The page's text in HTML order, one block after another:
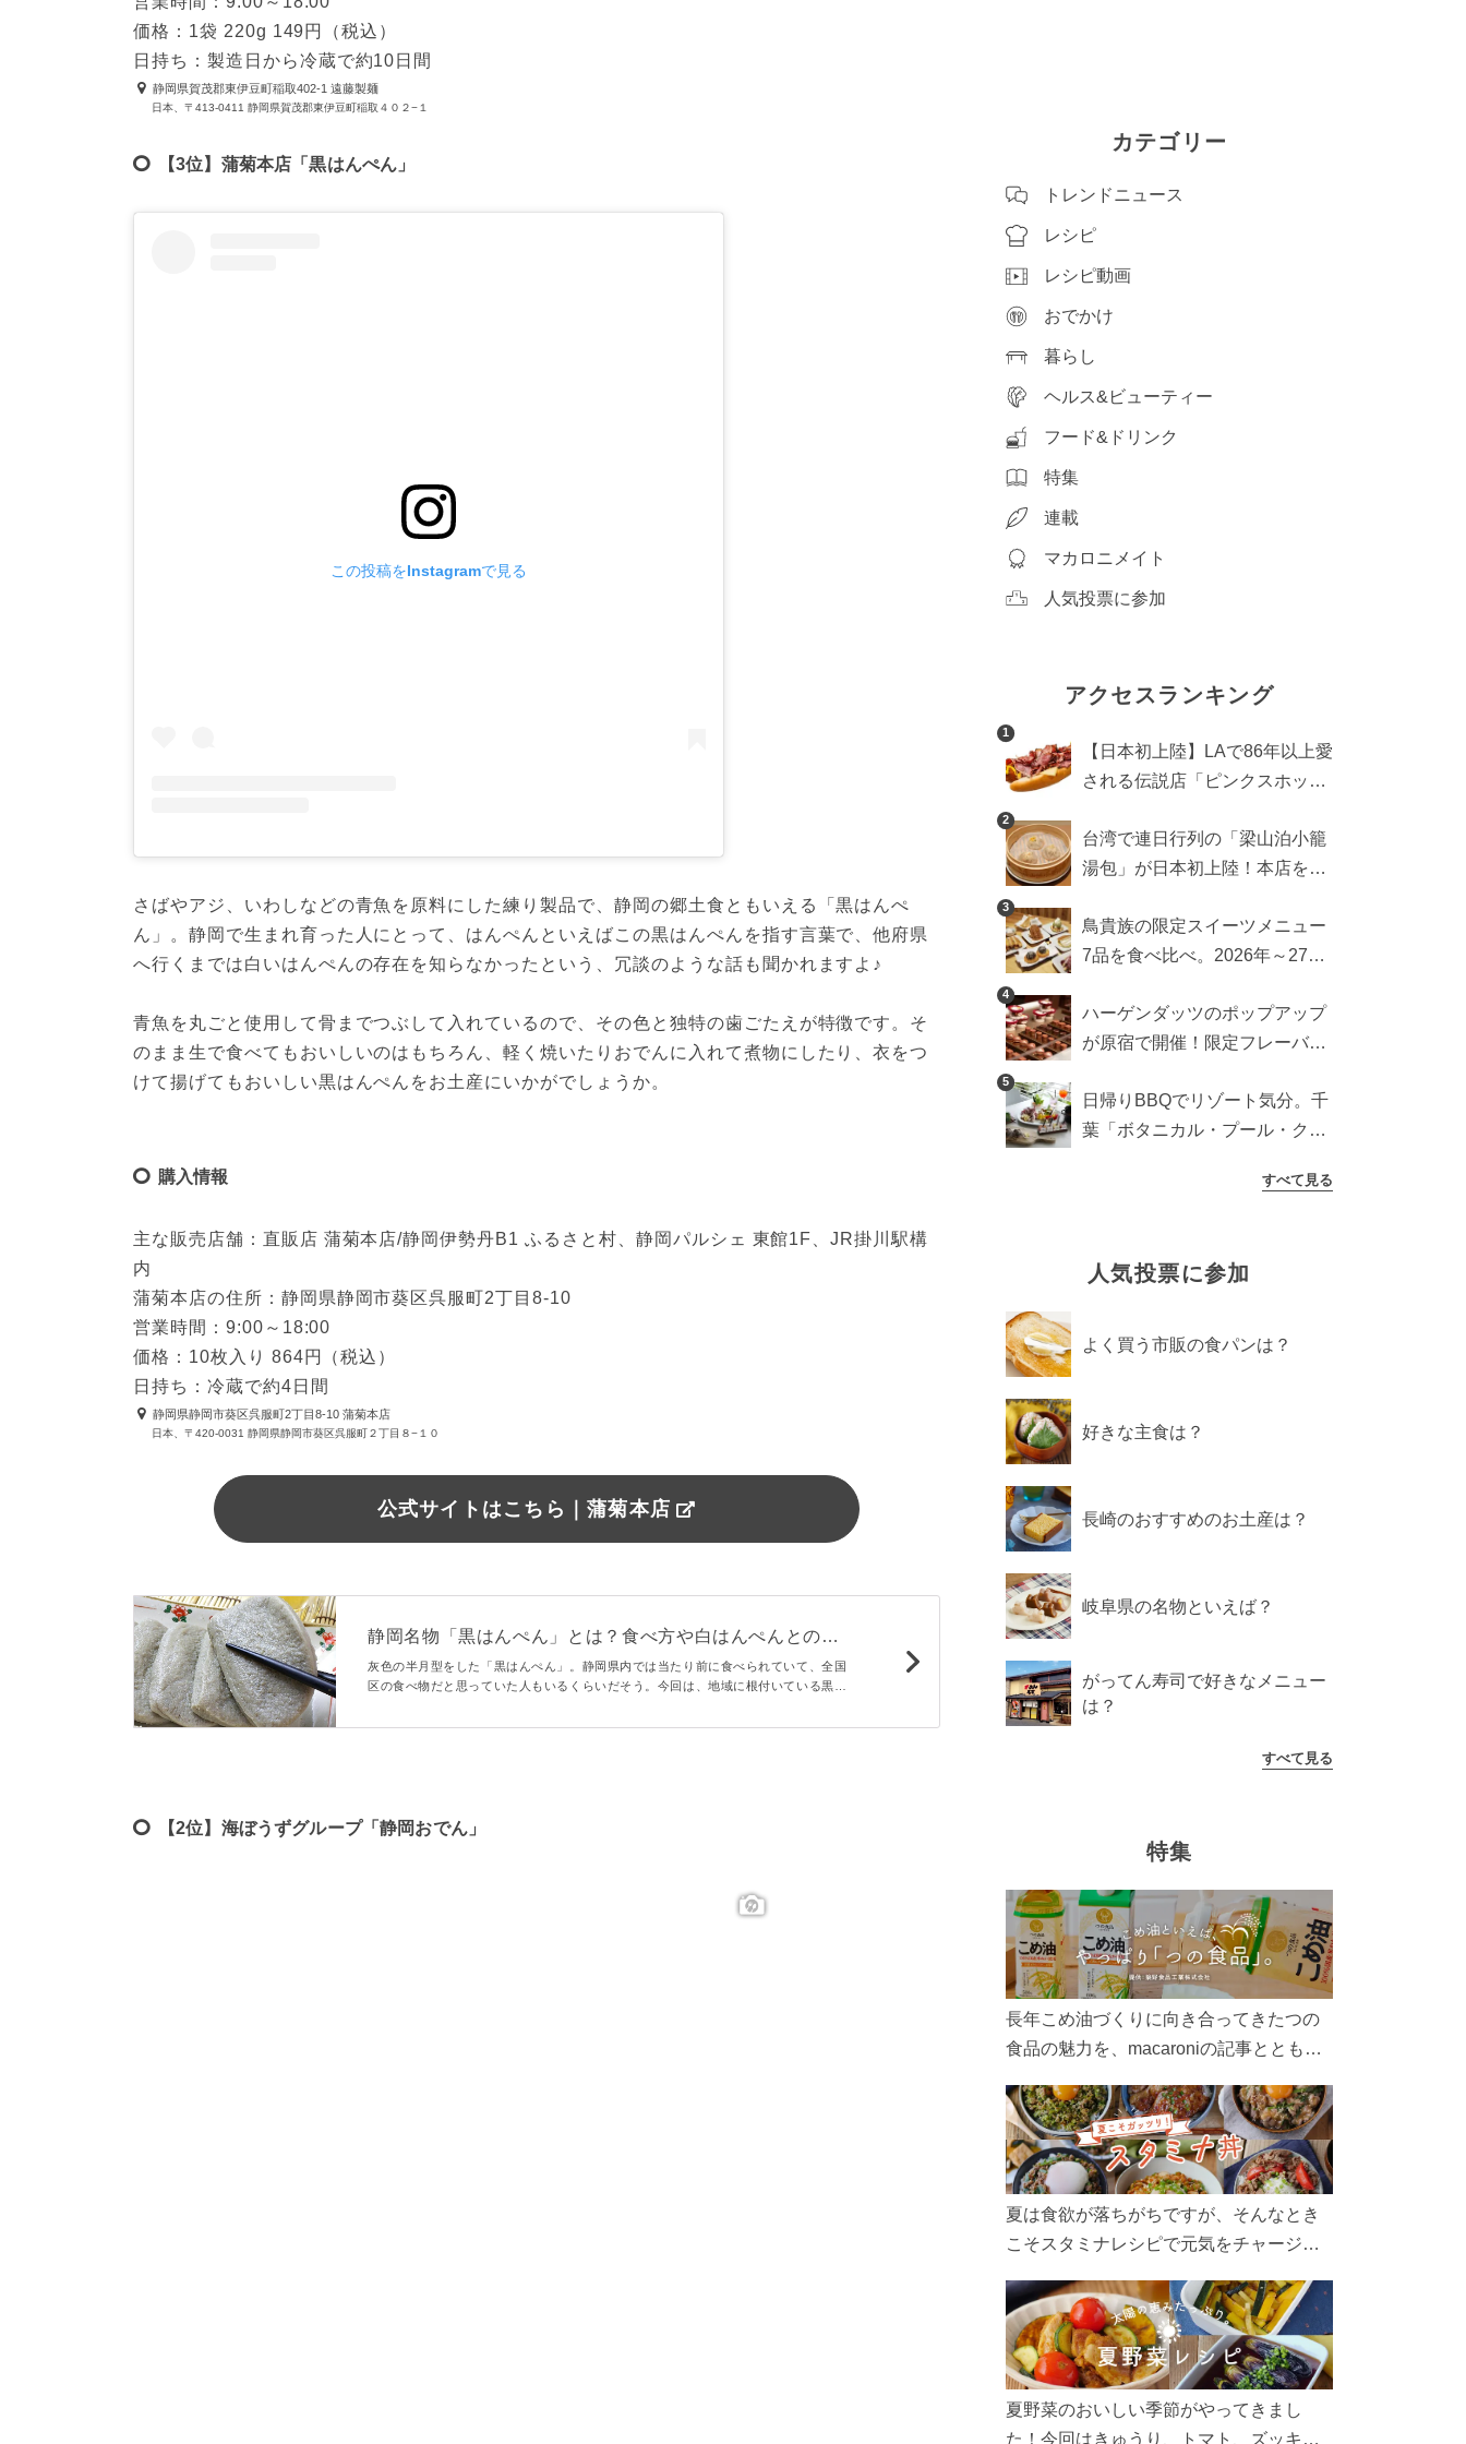
価格：1袋 220g 149円（税込）
日持ち：製造日から冷蔵で約10日間
静岡県賀茂郡東伊豆町稲取402-1 遠藤製麺
日本、〒413-0411 静岡県賀茂郡東伊豆町稲取４０２−１
【3位】蒲菊本店「黒はんぺん」
この投稿をInstagramで見る
さばやアジ、いわしなどの青魚を原料にした練り製品で、静岡の郷土食ともいえる「黒はんぺ
ん」。静岡で生まれ育った人にとって、はんぺんといえばこの黒はんぺんを指す言葉で、他府県
へ行くまでは白いはんぺんの存在を知らなかったという、冗談のような話も聞かれますよ♪
青魚を丸ごと使用して骨までつぶして入れているので、その色と独特の歯ごたえが特徴です。そ
のまま生で食べてもおいしいのはもちろん、軽く焼いたりおでんに入れて煮物にしたり、衣をつ
けて揚げてもおいしい黒はんぺんをお土産にいかがでしょうか。
購入情報
主な販売店舗：直販店 蒲菊本店/静岡伊勢丹B1 ふるさと村、静岡パルシェ 東館1F、JR掛川駅構
内
蒲菊本店の住所：静岡県静岡市葵区呉服町2丁目8-10
営業時間：9:00～18:00
価格：10枚入り 864円（税込）
日持ち：冷蔵で約4日間
静岡県静岡市葵区呉服町2丁目8-10 蒲菊本店
日本、〒420-0031 静岡県静岡市葵区呉服町２丁目８−１０
公式サイトはこちら｜蒲菊本店
静岡名物「黒はんぺん」とは？食べ方や白はんぺんとの違
いも解説！ - macaroni
灰色の半月型をした「黒はんぺん」。静岡県内では当たり前に食べられていて、全国
区の食べ物だと思っていた人もいるくらいだそう。今回は、地域に根付いている黒は
す。
【2位】海ぼうずグループ「静岡おでん」
カテゴリー
トレンドニュース
レシピ
レシピ動画
おでかけ
暮らし
ヘルス&ビューティー
フード&ドリンク
特集
連載
マカロニメイト
人気投票に参加
アクセスランキング
1
【日本初上陸】LAで86年以上愛
される伝説店「ピンクスホット
ットドッグブーム到来!?
2
台湾で連日行列の「梁山泊小籠
湯包」が日本初上陸！本店を知
3
鳥貴族の限定スイーツメニュー
7品を食べ比べ。2026年～27年
4
ハーゲンダッツのポップアップ
が原宿で開催！限定フレーバー
5
日帰りBBQでリゾート気分。千
葉「ボタニカル・プール・クラ
すべて見る
人気投票に参加
よく買う市販の食パンは？
好きな主食は？
長崎のおすすめのお土産は？
岐阜県の名物といえば？
がってん寿司で好きなメニュー
は？
すべて見る
特集
長年こめ油づくりに向き合ってきたつの
食品の魅力を、macaroniの記事とともに
ん、製造現場や品質へのこだわりまで。
こめ油をもっと好きになるコンテンツを
ぜひお楽しみください。
夏は食欲が落ちがちですが、そんなとき
こそスタミナレシピで元気をチャージ！
リ食べて、夏バテを吹き飛ばしましょ
う！
夏野菜のおいしい季節がやってきまし
た！今回はきゅうり、トマト、ズッキー